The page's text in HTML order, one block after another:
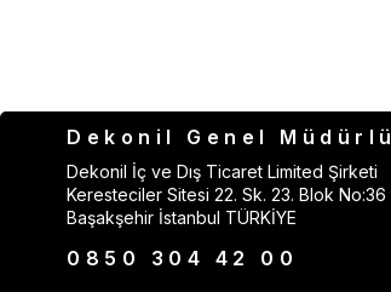
Dekonil Genel
Dekonil İç ve Dış Ticaret Limited Şirketi
Keresteciler Sitesi 22. Sk. 23. Blok No:36
Başakşehir İstanbul TÜRKİYE
0850 304 42 00